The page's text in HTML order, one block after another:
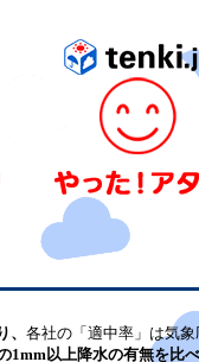
各社の「適中率」は気象
1mm以上降水の有無を比べ